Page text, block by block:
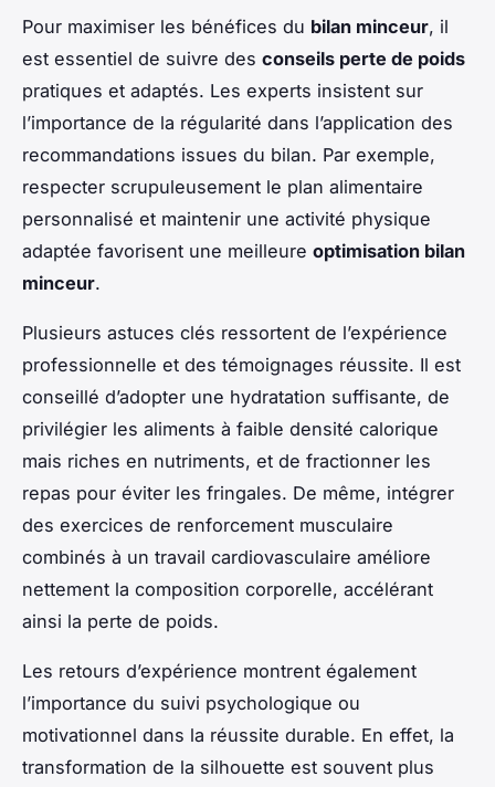
Pour maximiser les bénéfices du bilan minceur, il
est essentiel de suivre des conseils perte de poids
pratiques et adaptés. Les experts insistent sur
l’importance de la régularité dans l’application des
recommandations issues du bilan. Par exemple,
respecter scrupuleusement le plan alimentaire
personnalisé et maintenir une activité physique
adaptée favorisent une meilleure optimisation bilan
minceur.
Plusieurs astuces clés ressortent de l’expérience
professionnelle et des témoignages réussite. Il est
conseillé d’adopter une hydratation suffisante, de
privilégier les aliments à faible densité calorique
mais riches en nutriments, et de fractionner les
repas pour éviter les fringales. De même, intégrer
des exercices de renforcement musculaire
combinés à un travail cardiovasculaire améliore
nettement la composition corporelle, accélérant
ainsi la perte de poids.
Les retours d’expérience montrent également
l’importance du suivi psychologique ou
motivationnel dans la réussite durable. En effet, la
transformation de la silhouette est souvent plus